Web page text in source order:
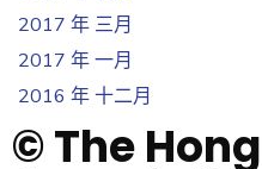
2017 年 三月
2017 年 一月
2016 年 十二月
© The